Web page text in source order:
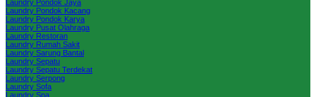
Laundry Pondok Jaya
Laundry Pondok Kacang
Laundry Pondok Karya
Laundry Pusat Olahraga
Laundry Restoran
Laundry Rumah Sakit
Laundry Sarung Bantal
Laundry Sepatu
Laundry Sepatu Terdekat
Laundry Serpong
Laundry Sofa
Laundry Spa